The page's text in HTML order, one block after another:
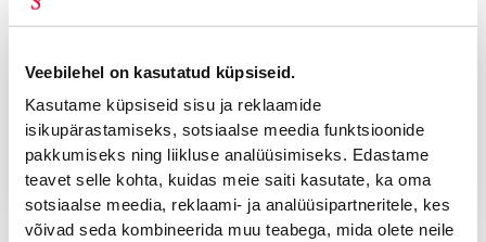
Veebilehel on kasutatud küpsiseid.
Kasutame küpsiseid sisu ja reklaamide
isikupärastamiseks, sotsiaalse meedia funktsioonide
pakkumiseks ning liikluse analüüsimiseks. Edastame
teavet selle kohta, kuidas meie saiti kasutate, ka oma
sotsiaalse meedia, reklaami- ja analüüsipartneritele, kes
võivad seda kombineerida muu teabega, mida olete neile
Advokaadibüroo Lepmets & Nõges
OLULINE ARENG: Ringkonnakohtu lahend loob
uute nõuete esitamiseks ja tunnustamiseks
Tallinna Ringkonnakohus koostas 27. oktoobril 2025. a
määruse, mis või...